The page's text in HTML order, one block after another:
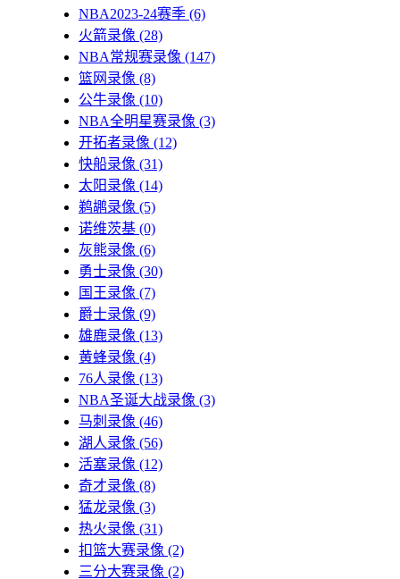
NBA2023-24赛季 (6)
火箭录像 (28)
NBA常规赛录像 (147)
篮网录像 (8)
公牛录像 (10)
NBA全明星赛录像 (3)
开拓者录像 (12)
快船录像 (31)
太阳录像 (14)
鹈鹕录像 (5)
诺维茨基 (0)
灰熊录像 (6)
勇士录像 (30)
国王录像 (7)
爵士录像 (9)
雄鹿录像 (13)
黄蜂录像 (4)
76人录像 (13)
NBA圣诞大战录像 (3)
马刺录像 (46)
湖人录像 (56)
活塞录像 (12)
奇才录像 (8)
猛龙录像 (3)
热火录像 (31)
扣篮大赛录像 (2)
三分大赛录像 (2)